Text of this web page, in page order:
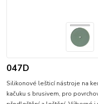
047D
Silikonové lešticí nástroje na
kačuku s brusivem, pro